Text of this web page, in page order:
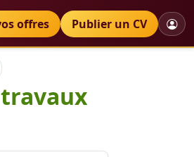
Petites annonces
offres Publier un CV
d'art plastique et travaux